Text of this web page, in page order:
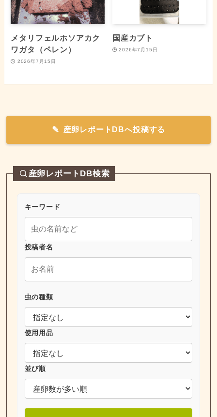
メタリフェルホソアカク
ワガタ（ペレン）
2026年7月15日
国産カブト
2026年7月15日
産卵レポートDBへ投稿する
産卵レポートDB検索
キーワード
投稿者名
虫の種類
使用用品
並び順